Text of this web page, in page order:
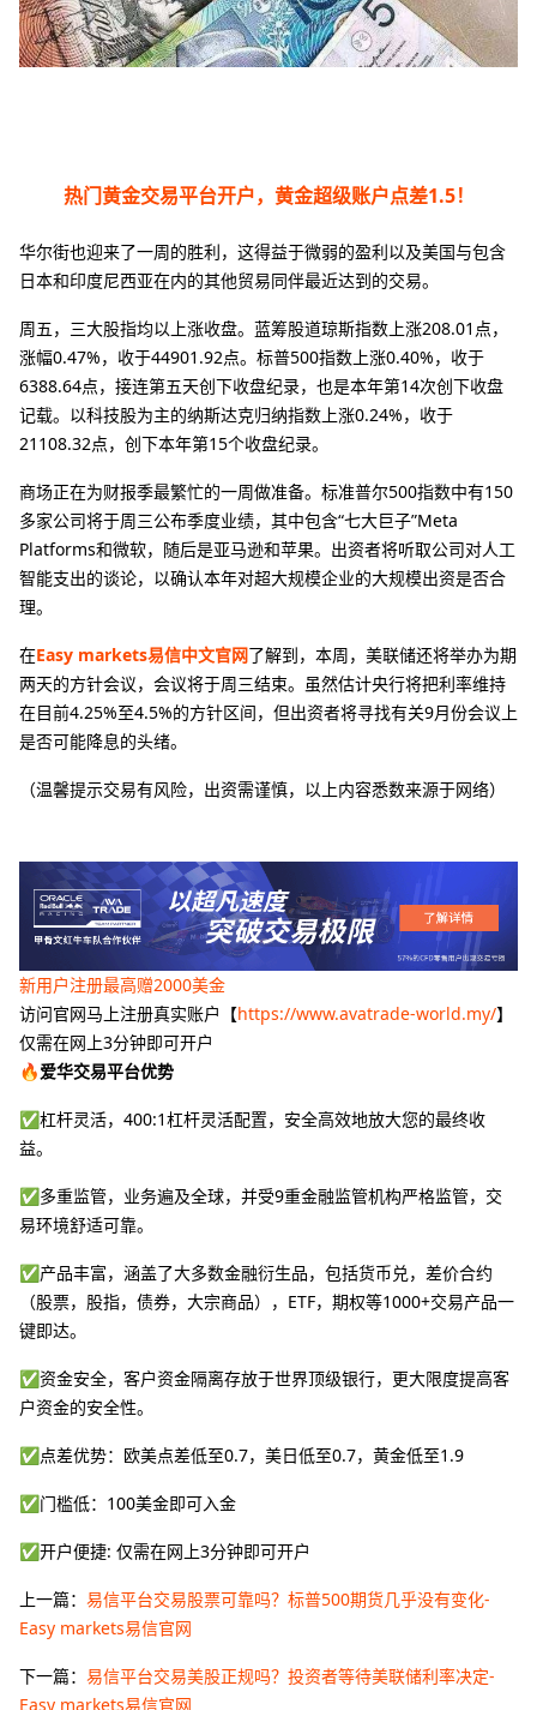
热门黄金交易平台开户，黄金超级账户点差1.5！
华尔街也迎来了一周的胜利，这得益于微弱的盈利以及美国与包含
日本和印度尼西亚在内的其他贸易同伴最近达到的交易。
周五，三大股指均以上涨收盘。蓝筹股道琼斯指数上涨208.01点，
涨幅0.47%，收于44901.92点。标普500指数上涨0.40%，收于
6388.64点，接连第五天创下收盘纪录，也是本年第14次创下收盘
记载。以科技股为主的纳斯达克归纳指数上涨0.24%，收于
21108.32点，创下本年第15个收盘纪录。
商场正在为财报季最繁忙的一周做准备。标准普尔500指数中有150
多家公司将于周三公布季度业绩，其中包含“七大巨子”Meta
Platforms和微软，随后是亚马逊和苹果。出资者将听取公司对人工
智能支出的谈论，以确认本年对超大规模企业的大规模出资是否合
理。
在Easy markets易信中文官网了解到，本周，美联储还将举办为期
两天的方针会议，会议将于周三结束。虽然估计央行将把利率维持
在目前4.25%至4.5%的方针区间，但出资者将寻找有关9月份会议上
是否可能降息的头绪。
（温馨提示交易有风险，出资需谨慎，以上内容悉数来源于网络）
新用户注册最高赠2000美金
访问官网马上注册真实账户【https://www.avatrade-world.my/】
仅需在网上3分钟即可开户
🔥爱华交易平台优势
✅杠杆灵活，400:1杠杆灵活配置，安全高效地放大您的最终收
益。
✅多重监管，业务遍及全球，并受9重金融监管机构严格监管，交
易环境舒适可靠。
✅产品丰富，涵盖了大多数金融衍生品，包括货币兑，差价合约
（股票，股指，债券，大宗商品），ETF，期权等1000+交易产品一
键即达。
✅资金安全，客户资金隔离存放于世界顶级银行，更大限度提高客
户资金的安全性。
✅点差优势：欧美点差低至0.7，美日低至0.7，黄金低至1.9
✅门槛低：100美金即可入金
✅开户便捷: 仅需在网上3分钟即可开户
上一篇： 易信平台交易股票可靠吗？标普500期货几乎没有变化-
Easy markets易信官网
下一篇： 易信平台交易美股正规吗？投资者等待美联储利率决定-
Easy markets易信官网